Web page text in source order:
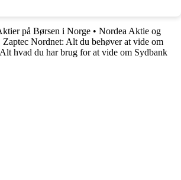
på Børsen i Norge • Nordea Aktie og
Zaptec Nordnet: Alt du behøver at vide om
hvad du har brug for at vide om Sydbank